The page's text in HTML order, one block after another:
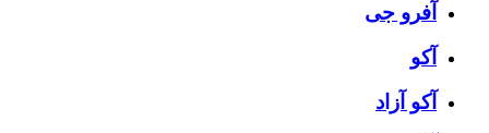
آفرو جی
آکو
آکو آزاد